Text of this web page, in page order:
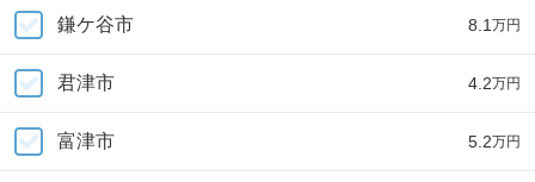
鎌ケ谷市 8.1 万円
君津市 4.2万円
富津市 5.2万円